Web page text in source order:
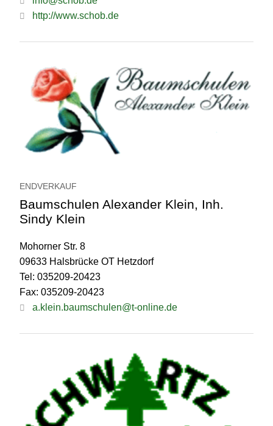
http://www.schob.de
ENDVERKAUF
Baumschulen Alexander Klein, Inh.
Sindy Klein
Mohorner Str. 8
09633 Halsbrücke OT Hetzdorf
Tel: 035209-20423
Fax: 035209-20423
a.klein.baumschulen@t-online.de